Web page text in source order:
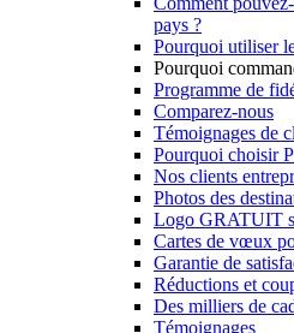
pays ?
Pourquoi utiliser
Pourquoi
Programme de
Comparez-nous
Témoignages de
Pourquoi choisir
Nos clients
Photos des
Logo GRATUIT
Cartes de vœux
Garantie de
Réductions et
Des milliers de
Témoignages